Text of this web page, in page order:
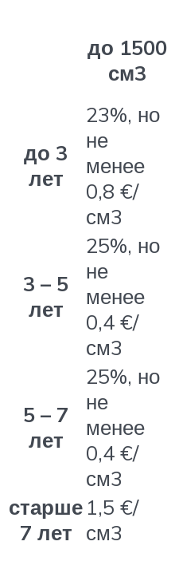
до 1500
см3
до 3
лет
23%, но
не
менее
0,8 €/
см3
3 – 5
лет
25%, но
не
менее
0,4 €/
см3
5 – 7
лет
25%, но
не
менее
0,4 €/
см3
старше
7 лет
1,5 €/
см3